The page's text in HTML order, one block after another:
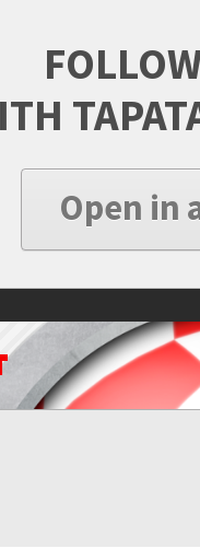
Open in